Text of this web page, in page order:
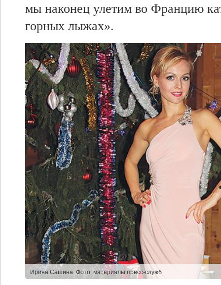
мы наконец улетим во Францию
горных лыжах».
Ирина Сашина. Фото: материалы пресс-служб